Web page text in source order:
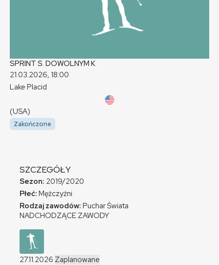
SPRINT S. DOWOLNYM K
21.03.2026, 18:00
Lake Placid
(USA)
Zakończone
SZCZEGÓŁY
Sezon: 2019/2020
Płeć: Mężczyźni
Rodzaj zawodów: Puchar Świata
NADCHODZĄCE ZAWODY
27.11.2026 Zaplanowane